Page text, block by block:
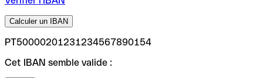
Calculer un IBAN
PT50000201231234567890154
Cet IBAN semble valide :